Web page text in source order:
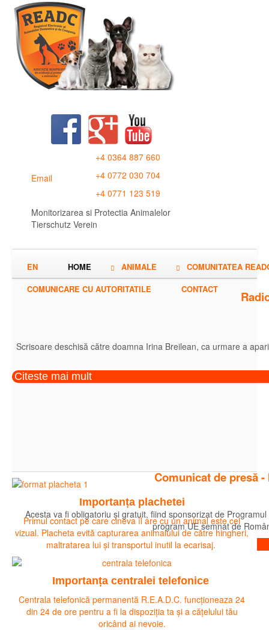
Email
+4 0364 887 660
+4 0772 030 704
+4 0771 123 519
Monitorizarea si Protectia Animalelor
Tierschutz Verein
EN HOME ANIMALE
COMUNITATEA
COMUNICARE CU AUTORITATILE
CONTACT
Scrisoare deschisă către doamna Irina Breilean, ca urmare a
Citeste mai mult
Comunicat de presă
Acesta va fi obligatoriu și gratuit, fiind sponsorizat de
program UE semnat de
Citeste mai mult
Importanța plachetei
Primul contact pe care cineva îl are cu un animal este cel
vizual. Placheta evită capturarea animalului de către hingheri,
maltratarea lui și transportul inutil la ecarisaj.
Importanța centralei telefonice
Centrala telefonică permanentă R.E.A.D.C. funcționeaza 24
din 24 de ore pentru a fi la dispoziția ta și a cățelului tău
oricând ai nevoie.